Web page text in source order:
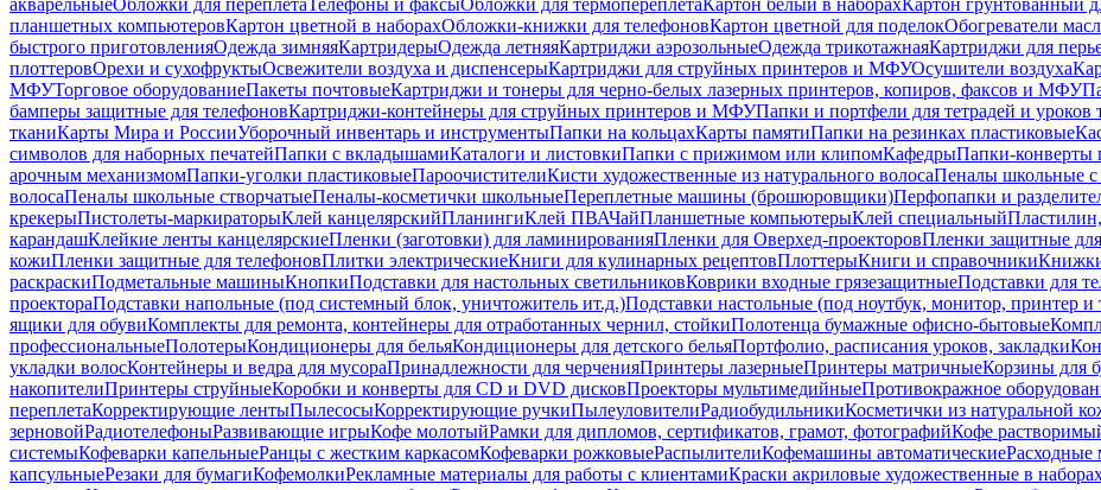
акварельныеОбложки для переплетаТелефоны и факсыОбложки для термопереплетаКартон белый в наборахКартон грунтованный
планшетных компьютеровКартон цветной в наборахОбложки-книжки для телефоновКартон цветной для поделокОбогреватели
быстрого приготовленияОдежда зимняяКартридерыОдежда летняяКартриджи аэрозольныеОдежда трикотажнаяКартриджи для
плоттеровОрехи и сухофруктыОсвежители воздуха и диспенсерыКартриджи для струйных принтеров и МФУОсушители воздуха
МФУТорговое оборудованиеПакеты почтовыеКартриджи и тонеры для черно-белых лазерных принтеров, копиров, факсов и МФУ
бамперы защитные для телефоновКартриджи-контейнеры для струйных принтеров и МФУПапки и портфели для тетрадей и уроков
тканиКарты Мира и РоссииУборочный инвентарь и инструментыПапки на кольцахКарты памятиПапки на резинках пластиковые
символов для наборных печатейПапки с вкладышамиКаталоги и листовкиПапки с прижимом или клипомКафедрыПапки-конверты
арочным механизмомПапки-уголки пластиковыеПароочистителиКисти художественные из натурального волосаПеналы школьные с
волосаПеналы школьные створчатыеПеналы-косметички школьныеПереплетные машины (брошюровщики)Перфопапки и
крекерыПистолеты-маркираторыКлей канцелярскийПланингиКлей ПВАЧайПланшетные компьютерыКлей специальный
карандашКлейкие ленты канцелярскиеПленки (заготовки) для ламинированияПленки для Оверхед-проекторовПленки защитные
кожиПленки защитные для телефоновПлитки электрическиеКниги для кулинарных рецептовПлоттерыКниги и справочники
раскраскиПодметальные машиныКнопкиПодставки для настольных светильниковКоврики входные грязезащитныеПодставки для
проектораПодставки напольные (под системный блок, уничтожитель ит.д.)Подставки настольные (под ноутбук, монитор, принтер и
ящики для обувиКомплекты для ремонта, контейнеры для отработанных чернил, стойкиПолотенца бумажные офисно-бытовые
профессиональныеПолотерыКондиционеры для бельяКондиционеры для детского бельяПортфолио, расписания уроков, закладки
укладки волосКонтейнеры и ведра для мусораПринадлежности для черченияПринтеры лазерныеПринтеры матричныеКорзины для
накопителиПринтеры струйныеКоробки и конверты для CD и DVD дисковПроекторы мультимедийныеПротивокражное
переплетаКорректирующие лентыПылесосыКорректирующие ручкиПылеуловителиРадиобудильникиКосметички из натуральной
зерновойРадиотелефоныРазвивающие игрыКофе молотыйРамки для дипломов, сертификатов, грамот, фотографийКофе
системыКофеварки капельныеРанцы с жестким каркасомКофеварки рожковыеРаспылителиКофемашины автоматическиеРасходные
капсульныеРезаки для бумагиКофемолкиРекламные материалы для работы с клиентамиКраски акриловые художественные в